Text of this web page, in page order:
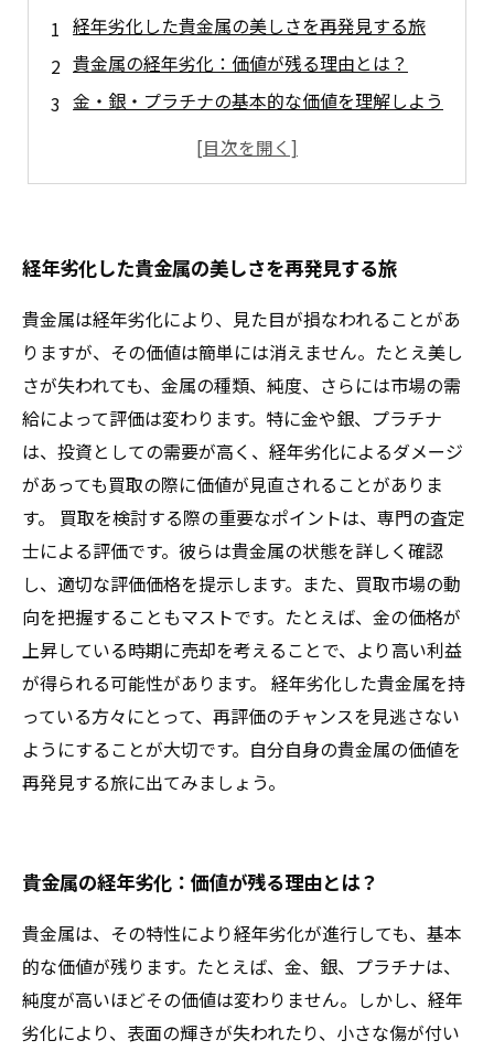
経年劣化した貴金属の美しさを再発見する旅
貴金属の経年劣化：価値が残る理由とは？
金・銀・プラチナの基本的な価値を理解しよう
市場の動向を読み解く：貴金属の買取チャンス
経年劣化した貴金属の美しさを再発見する旅
貴金属は経年劣化により、見た目が損なわれることがあ
りますが、その価値は簡単には消えません。たとえ美し
さが失われても、金属の種類、純度、さらには市場の需
給によって評価は変わります。特に金や銀、プラチナ
は、投資としての需要が高く、経年劣化によるダメージ
があっても買取の際に価値が見直されることがありま
す。 買取を検討する際の重要なポイントは、専門の査定
士による評価です。彼らは貴金属の状態を詳しく確認
し、適切な評価価格を提示します。また、買取市場の動
向を把握することもマストです。たとえば、金の価格が
上昇している時期に売却を考えることで、より高い利益
が得られる可能性があります。 経年劣化した貴金属を持
っている方々にとって、再評価のチャンスを見逃さない
ようにすることが大切です。自分自身の貴金属の価値を
再発見する旅に出てみましょう。
貴金属の経年劣化：価値が残る理由とは？
貴金属は、その特性により経年劣化が進行しても、基本
的な価値が残ります。たとえば、金、銀、プラチナは、
純度が高いほどその価値は変わりません。しかし、経年
劣化により、表面の輝きが失われたり、小さな傷が付い